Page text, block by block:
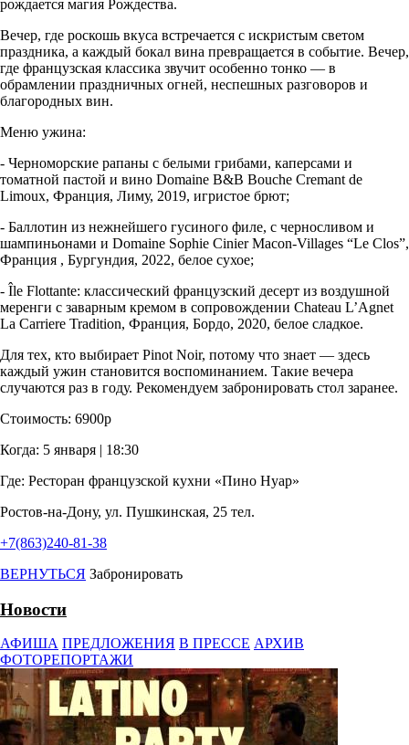
рождается магия Рождества.
Вечер, где роскошь вкуса встречается с искристым светом
праздника, а каждый бокал вина превращается в событие. Вечер,
где французская классика звучит особенно тонко — в
обрамлении праздничных огней, неспешных разговоров и
благородных вин.
Меню ужина:
- Черноморские рапаны с белыми грибами, каперсами и
томатной пастой и вино Domaine B&B Bouche Cremant de
Limoux, Франция, Лиму, 2019, игристое брют;
- Баллотин из нежнейшего гусиного филе, с черносливом и
шампиньонами и Domaine Sophie Cinier Macon-Villages “Le Clos”,
Франция , Бургундия, 2022, белое сухое;
- Île Flottante: классический французский десерт из воздушной
меренги с заварным кремом в сопровождении Chateau L’Agnet
La Carriere Tradition, Франция, Бордо, 2020, белое сладкое.
Для тех, кто выбирает Pinot Noir, потому что знает — здесь
каждый ужин становится воспоминанием. Такие вечера
случаются раз в году. Рекомендуем забронировать стол заранее.
Стоимость: 6900р
Когда: 5 января | 18:30
Где: Ресторан французской кухни «Пино Нуар»
Ростов-на-Дону, ул. Пушкинская, 25 тел.
+7(863)240-81-38
ВЕРНУТЬСЯ Забронировать
Новости
АФИША ПРЕДЛОЖЕНИЯ В ПРЕССЕ АРХИВ
ФОТОРЕПОРТАЖИ